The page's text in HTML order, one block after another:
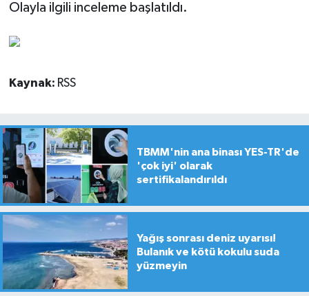
Olayla ilgili inceleme başlatıldı.
Kaynak: RSS
TBMM'nin ana binası YES-TR'de
'çok iyi' olarak
sertifikalandırıldı
Yağış sonrası deniz uyarısı!
Bulanık ve kötü kokulu suda
yüzmeyin